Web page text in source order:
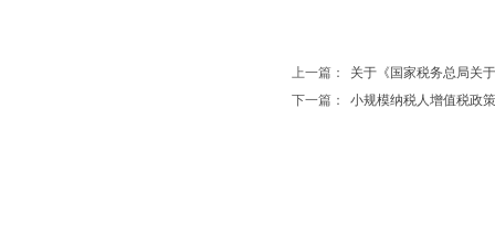
上一篇：
关于《国家税务总局关
下一篇：
小规模纳税人增值税政